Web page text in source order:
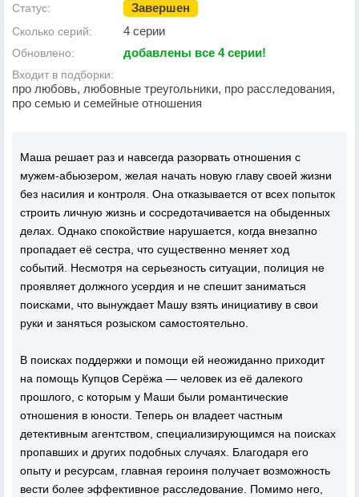
Статус: Завершен
Сколько серий: 4 серии
Обновлено: добавлены все 4 серии!
Входит в подборки:
про любовь, любовные треугольники, про расследования,
про семью и семейные отношения
Маша решает раз и навсегда разорвать отношения с
мужем-абьюзером, желая начать новую главу своей жизни
без насилия и контроля. Она отказывается от всех попыток
строить личную жизнь и сосредотачивается на обыденных
делах. Однако спокойствие нарушается, когда внезапно
пропадает её сестра, что существенно меняет ход
событий. Несмотря на серьезность ситуации, полиция не
проявляет должного усердия и не спешит заниматься
поисками, что вынуждает Машу взять инициативу в свои
руки и заняться розыском самостоятельно.
В поисках поддержки и помощи ей неожиданно приходит
на помощь Купцов Серёжа — человек из её далекого
прошлого, с которым у Маши были романтические
отношения в юности. Теперь он владеет частным
детективным агентством, специализирующимся на поисках
пропавших и других подобных случаях. Благодаря его
опыту и ресурсам, главная героиня получает возможность
вести более эффективное расследование. Помимо него,